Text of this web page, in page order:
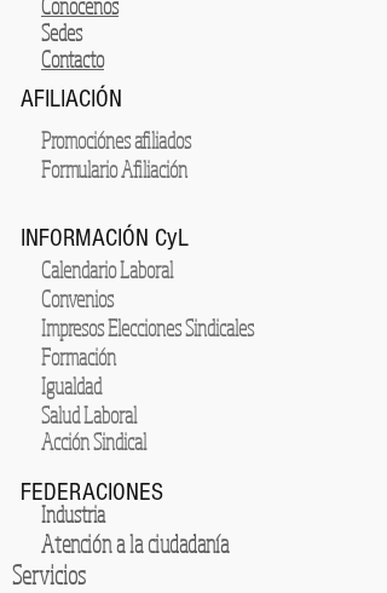
Conocenos
Sedes
Contacto
AFILIACIÓN
Promociónes afiliados
Formulario Afiliación
INFORMACIÓN CyL
Calendario Laboral
Convenios
Impresos Elecciones Sindicales
Formación
Igualdad
Salud Laboral
Acción Sindical
FEDERACIONES
Industria
Atención a la ciudadanía
Servicios